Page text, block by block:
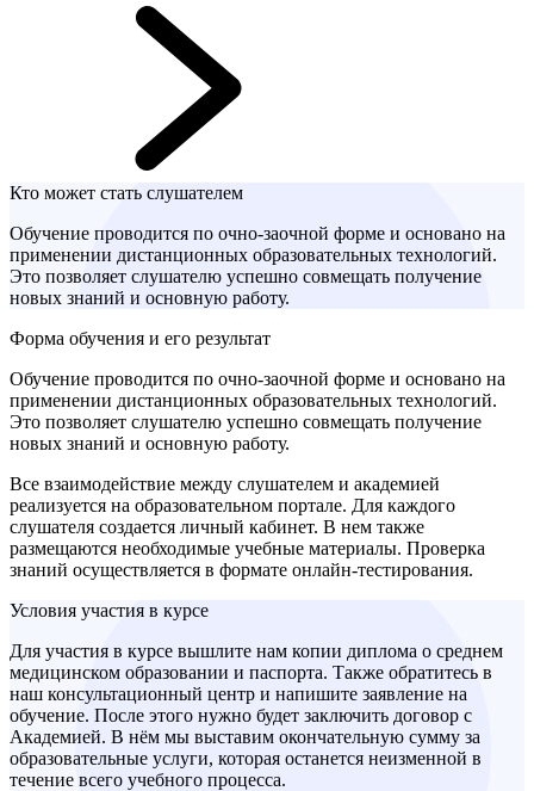
Кто может стать слушателем
Обучение проводится по очно-заочной форме и основано на
применении дистанционных образовательных технологий.
Это позволяет слушателю успешно совмещать получение
новых знаний и основную работу.
Форма обучения и его результат
Обучение проводится по очно-заочной форме и основано на
применении дистанционных образовательных технологий.
Это позволяет слушателю успешно совмещать получение
новых знаний и основную работу.
Все взаимодействие между слушателем и академией
реализуется на образовательном портале. Для каждого
слушателя создается личный кабинет. В нем также
размещаются необходимые учебные материалы. Проверка
знаний осуществляется в формате онлайн-тестирования.
Условия участия в курсе
Для участия в курсе вышлите нам копии диплома о среднем
медицинском образовании и паспорта. Также обратитесь в
наш консультационный центр и напишите заявление на
обучение. После этого нужно будет заключить договор с
Академией. В нём мы выставим окончательную сумму за
образовательные услуги, которая останется неизменной в
течение всего учебного процесса.